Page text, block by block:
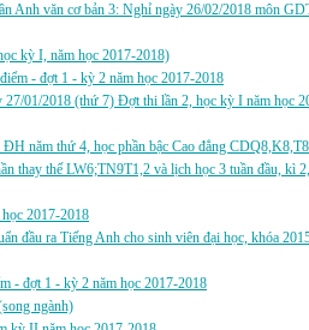
Anh văn cơ bản 3: Nghỉ ngày 26/02/2018 môn
kỳ I, năm học 2017-2018)
- đợt 1 - kỳ 2 năm học 2017-2018
01/2018 (thứ 7) Đợt thi lần 2, học kỳ I năm học
năm thứ 4, học phần bậc Cao đẳng
thay thế LW6;TN9T1,2 và lịch học 3 tuần đầu, kì
2017-2018
đầu ra Tiếng Anh cho sinh viên đại học, khóa
- đợt 1 - kỳ 2 năm học 2017-2018
ngành)